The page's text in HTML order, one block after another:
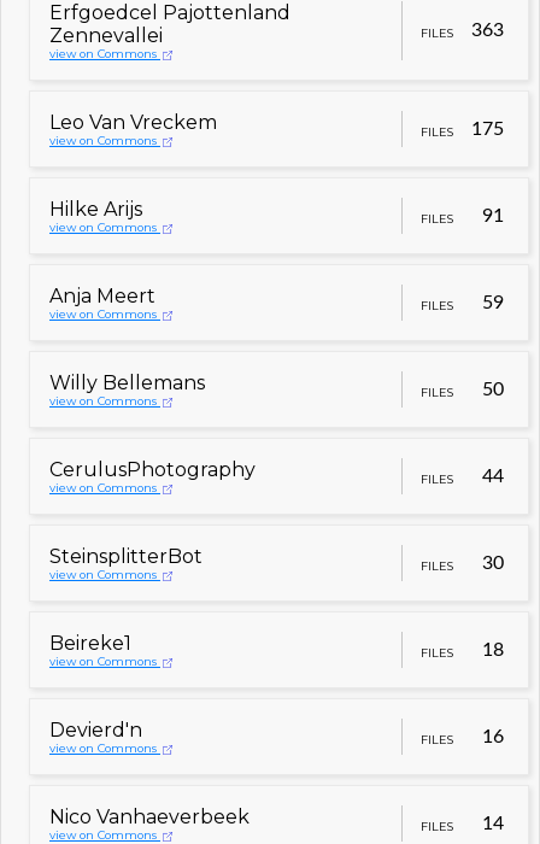
Erfgoedcel Pajottenland
Zennevallei
view on Commons
FILES 363
Leo Van Vreckem
view on Commons
FILES 175
Hilke Arijs
view on Commons
FILES 91
Anja Meert
view on Commons
FILES 59
Willy Bellemans
view on Commons
FILES 50
CerulusPhotography
view on Commons
FILES 44
SteinsplitterBot
view on Commons
FILES 30
Beireke1
view on Commons
FILES 18
Devierd'n
view on Commons
FILES 16
Nico Vanhaeverbeek
view on Commons
FILES 14